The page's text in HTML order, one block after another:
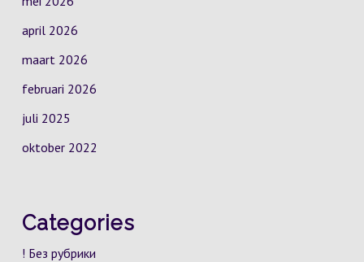
april 2026
maart 2026
februari 2026
juli 2025
oktober 2022
Categories
! Без рубрики